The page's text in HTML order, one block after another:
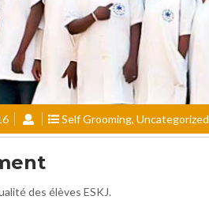
Self Grooming, Uncategorized
des élèves ESKJ.